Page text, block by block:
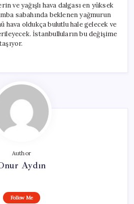
ve yağışlı hava dalgası en yüksek
sabahında beklenen yağmurun
hava oldukça bulutlu hale gelecek ve
İstanbulluların bu değişime
Author
Aydın
Follow Me